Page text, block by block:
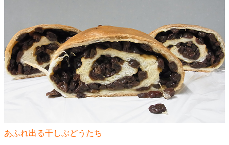
あふれ出る干しぶどうたち